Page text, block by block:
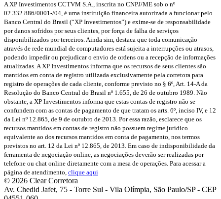
A XP Investimentos CCTVM S.A., inscrita no CNPJ/ME sob o nº
02.332.886/0001-/­04, é uma instituição financeira autorizada a funcionar pelo
Banco Central do Brasil (“XP Investimentos”) e exime-se de responsabilidade
por danos sofridos por seus clientes, por força de falha de serviços
disponibilizados por terceiros. Ainda sim, destaca que toda comunicação
através de rede mundial de computadores está sujeita a interrupções ou atrasos,
podendo impedir ou prejudicar o envio de ordens ou a recepção de informações
atualizadas. A XP Investimentos informa que os recursos de seus clientes são
mantidos em conta de registro utilizada exclusivamente pela corretora para
registro de operações de cada cliente, conforme previsto no § 6º, Art. 14-A da
Resolução do Banco Central do Brasil nº 1.655, de 26 de outubro 1989. Não
obstante, a XP Investimentos informa que estas contas de registro não se
confundem com as contas de pagamento de que tratam os arts. 6º, inciso IV, e 12
da Lei nº 12.865, de 9 de outubro de 2013. Por essa razão, esclarece que os
recursos mantidos em contas de registro não possuem regime jurídico
equivalente ao dos recursos mantidos em conta de pagamento, nos termos
previstos no art. 12 da Lei nº 12.865, de 2013. Em caso de indisponibilidade da
ferramenta de negociação online, as negociações deverão ser realizadas por
telefone ou chat online diretamente com a mesa de operações. Para acessar a
página de atendimento, clique aqui
© 2026 Clear Corretora
Av. Chedid Jafet, 75 - Torre Sul - Vila Olímpia, São Paulo/SP - CEP